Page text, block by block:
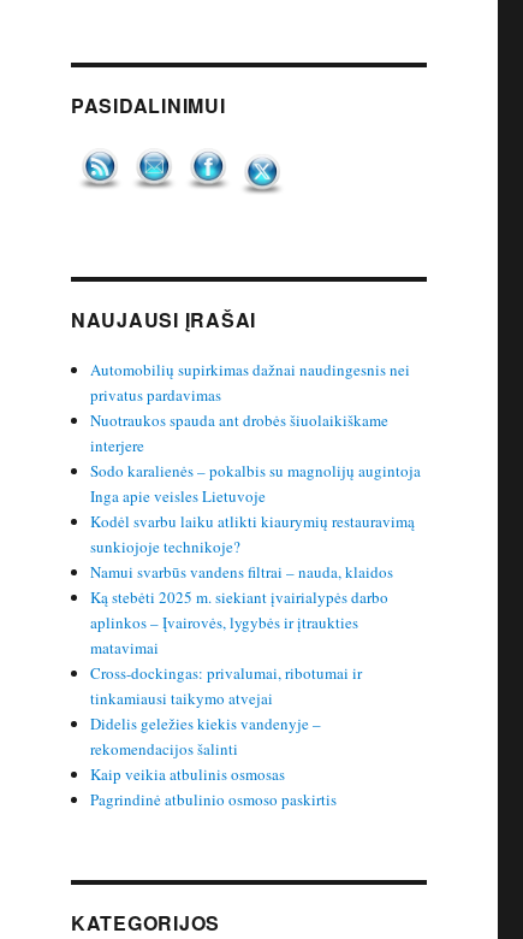
PASIDALINIMUI
NAUJAUSI ĮRAŠAI
Automobilių supirkimas dažnai naudingesnis nei
privatus pardavimas
Nuotraukos spauda ant drobės šiuolaikiškame
interjere
Sodo karalienės – pokalbis su magnolijų augintoja
Inga apie veisles Lietuvoje
Kodėl svarbu laiku atlikti kiaurymių restauravimą
sunkiojoje technikoje?
Namui svarbūs vandens filtrai – nauda, klaidos
Ką stebėti 2025 m. siekiant įvairialypės darbo
aplinkos – Įvairovės, lygybės ir įtraukties
matavimai
Cross-dockingas: privalumai, ribotumai ir
tinkamiausi taikymo atvejai
Didelis geležies kiekis vandenyje –
rekomendacijos šalinti
Kaip veikia atbulinis osmosas
Pagrindinė atbulinio osmoso paskirtis
KATEGORIJOS